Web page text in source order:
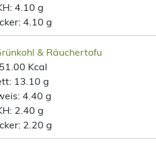
4.10 g
4.10 g
& Räuchertofu
Kcal
13.10 g
4.40 g
2.40 g
2.20 g